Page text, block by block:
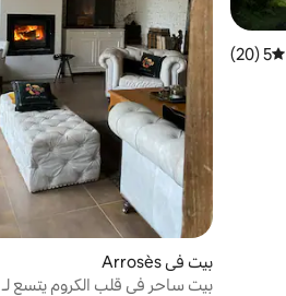
متوسط التقييم 5 من 5، 20 مراجعات
5 (20)
بيت في Arrosès
بيت ساحر في قلب الكروم يتسع لـ 14 شخصًا